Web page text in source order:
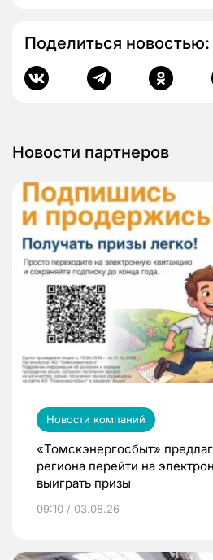
Поделиться новостью:
Новости партнеров
Новости компаний
«Томскэнергосбыт»
региона перейти на
выиграть призы
09:10 / 03.08.26